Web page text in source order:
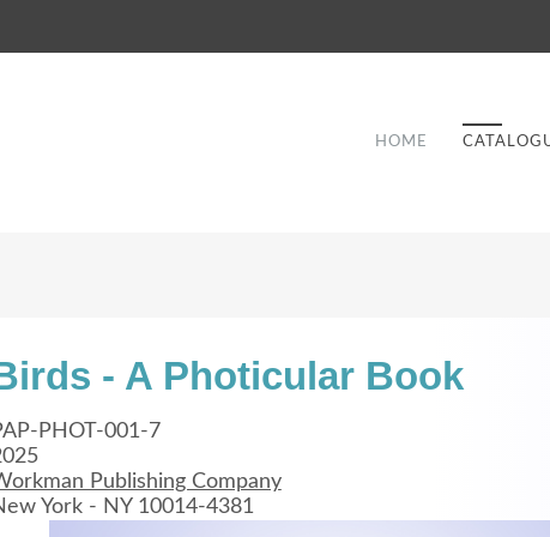
HOME
- A Photicular Book
PHOT-001-7
Publishing Company
York - NY 10014-4381
adipiscing elit. Aenean commodo ligula eget
dolor.